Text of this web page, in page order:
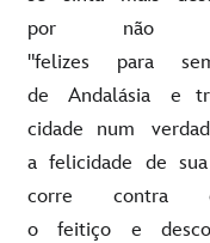
por não
"felizes para
de Andalásia e
cidade num
a felicidade de
corre contra
o feitiço e